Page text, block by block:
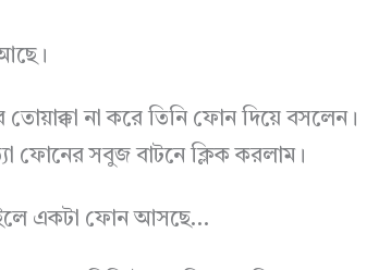
না করে তিনি ফোন দিয়ে বসলেন।
ফোনের সবুজ বাটনে ক্লিক করলাম।
একটা ফোন আসছে…